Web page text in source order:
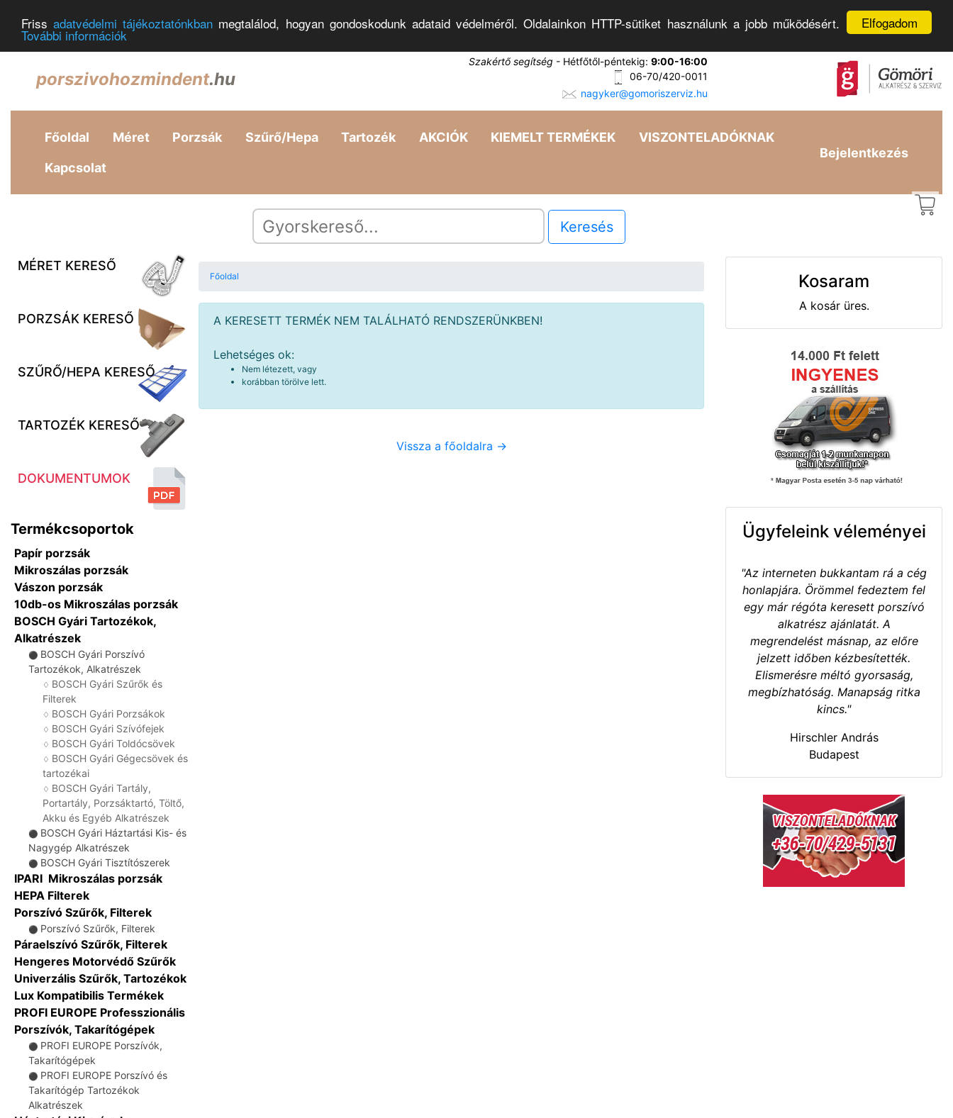
Elfogadom
Frissadatvédelmi tájékoztatónkban megtalálod, hogyan gondoskodunk adataid védelméről. Oldalainkon HTTP-sütiket használunk a jobb működésért.
További információk
porszivohozmindent.hu
Szakértő segítség - Hétfőtől-péntekig: 9:00-16:00
06-70/420-0011
nagyker@gomoriszerviz.hu
Főoldal Méret Porzsák Szűrő/Hepa Tartozék AKCIÓK KIEMELT TERMÉKEK VISZONTELADÓKNAK
Kapcsolat
Bejelentkezés
Keresés
MÉRET KERESŐ
PORZSÁK KERESŐ
SZŰRŐ/HEPA KERESŐ
TARTOZÉK KERESŐ
DOKUMENTUMOK
Termékcsoportok
Papír porzsák
Mikroszálas porzsák
Vászon porzsák
10db-os Mikroszálas porzsák
BOSCH Gyári Tartozékok,
Alkatrészek
⚫ BOSCH Gyári Porszívó
Tartozékok, Alkatrészek
♢ BOSCH Gyári Szűrők és
Filterek
♢ BOSCH Gyári Porzsákok
♢ BOSCH Gyári Szívófejek
♢ BOSCH Gyári Toldócsövek
♢ BOSCH Gyári Gégecsövek és
tartozékai
♢ BOSCH Gyári Tartály,
Portartály, Porzsáktartó, Töltő,
Akku és Egyéb Alkatrészek
⚫ BOSCH Gyári Háztartási Kis- és
Nagygép Alkatrészek
⚫ BOSCH Gyári Tisztítószerek
IPARI Mikroszálas porzsák
HEPA Filterek
Porszívó Szűrők, Filterek
⚫ Porszívó Szűrők, Filterek
Páraelszívó Szűrők, Filterek
Hengeres Motorvédő Szűrők
Univerzális Szűrők, Tartozékok
Lux Kompatibilis Termékek
PROFI EUROPE Professzionális
Porszívók, Takarítógépek
⚫ PROFI EUROPE Porszívók,
Takarítógépek
⚫ PROFI EUROPE Porszívó és
Takarítógép Tartozékok
Alkatrészek
Főoldal
A KERESETT TERMÉK NEM TALÁLHATÓ RENDSZERÜNKBEN!
Lehetséges ok:
Nem létezett, vagy
korábban törölve lett.
Vissza a főoldalra ->
Kosaram
A kosár üres.
Ügyfeleink véleményei
"Az interneten bukkantam rá a cég
honlapjára. Örömmel fedeztem fel
egy már régóta keresett porszívó
alkatrész ajánlatát. A
megrendelést másnap, az előre
jelzett időben kézbesítették.
Elismerésre méltó gyorsaság,
megbízhatóság. Manapság ritka
kincs."
Hirschler András
Budapest